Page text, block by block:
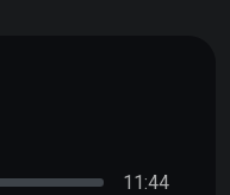
11:44